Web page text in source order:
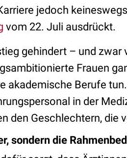
jedoch
vom 22. Juli ausdrückt.
gehindert – und zwar
Frauen
akademische Berufe
in der
den Geschlechtern, die
sondern die